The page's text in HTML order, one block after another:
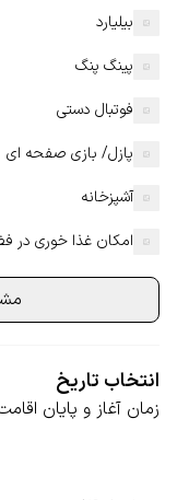
بیلیارد
پینگ پنگ
فوتبال دستی
پازل/ بازی صفحه ای
آشپزخانه
امکان غذا خوری در
انتخاب تاریخ
زمان آغاز و پایان